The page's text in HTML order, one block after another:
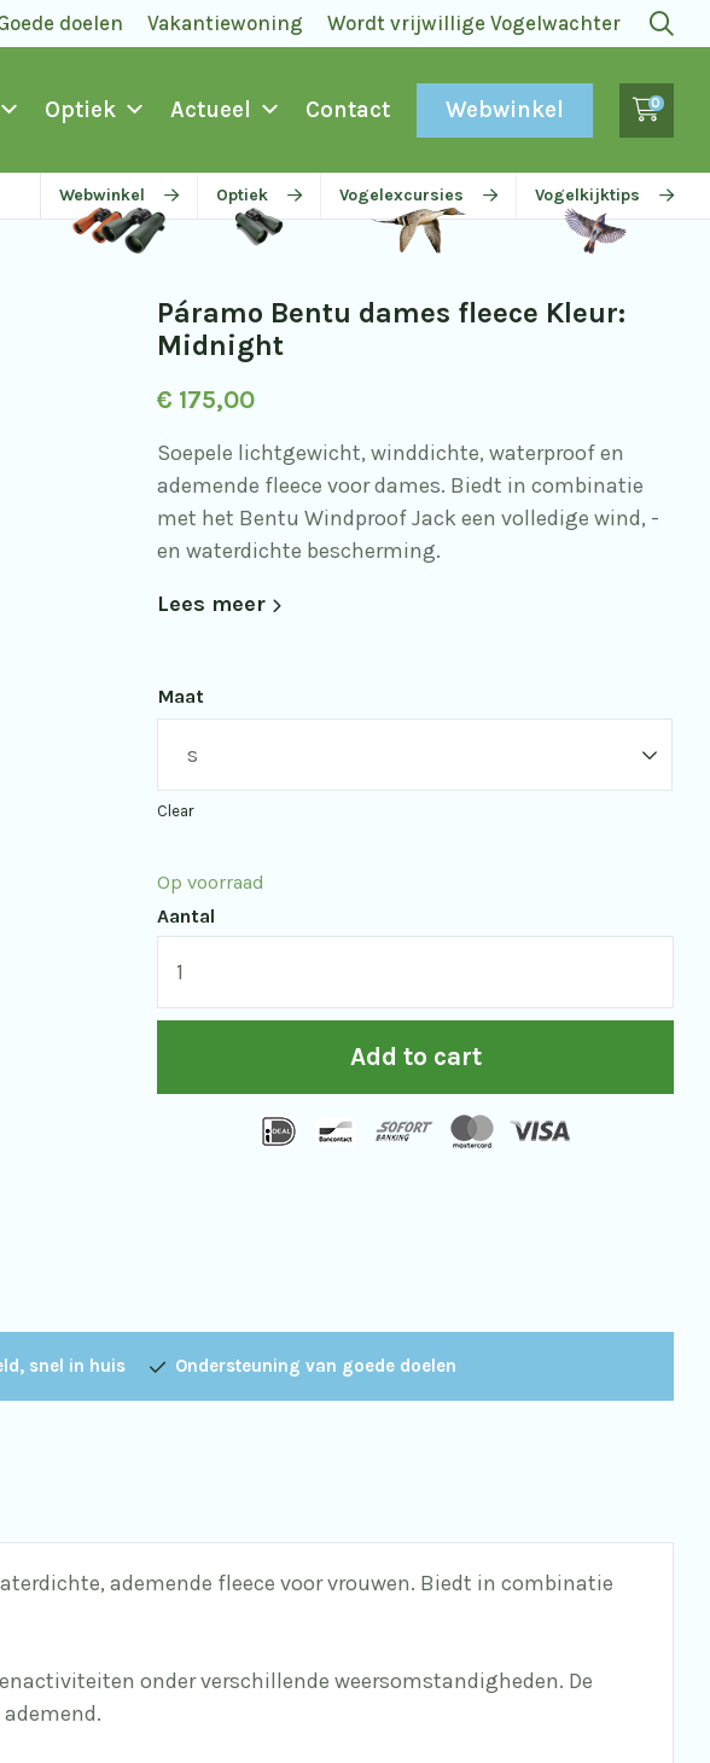
doelen Vakantiewoning Wordt vrijwillige Vogelwachter
Optiek Actueel Contact Webwinkel 0
Webwinkel Optiek Vogelexcursies Vogelkijktips
Páramo Bentu dames fleece Kleur:
Midnight
€ 175,00
Soepele lichtgewicht, winddichte, waterproof en
ademende fleece voor dames. Biedt in combinatie
met het Bentu Windproof Jack een volledige wind, -
en waterdichte bescherming.
Lees meer
Maat
Clear
Op voorraad
Aantal
Add to cart
snel in huis Ondersteuning van goede doelen
ademende fleece voor vrouwen. Biedt in combinatie
onder verschillende weersomstandigheden. De